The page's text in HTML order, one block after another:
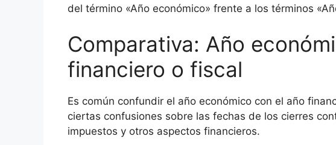
del término «Año económico» frente a los términos
Comparativa: Año
financiero o fiscal
Es común confundir el año económico con el año
ciertas confusiones sobre las fechas de los cierres
impuestos y otros aspectos financieros.